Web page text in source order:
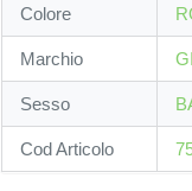
Colore
Marchio
Sesso
Cod Articolo